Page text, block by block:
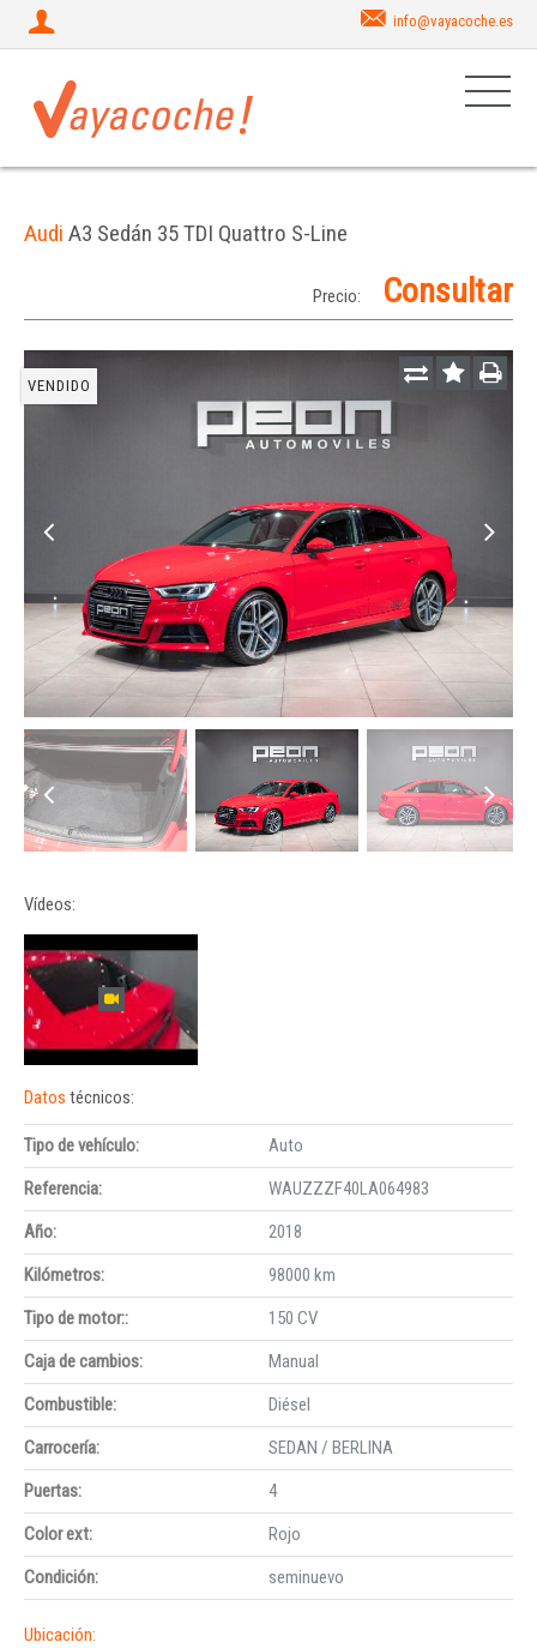
info@vayacoche.es
Audi A3 Sedán 35 TDI Quattro S-Line
Precio: Consultar
VENDIDO
Vídeos:
Datos técnicos:
Tipo de vehículo:
Auto
Referencia:
WAUZZZF40LA064983
Año:
2018
Kilómetros:
98000 km
Tipo de motor::
150 CV
Caja de cambios:
Manual
Combustible:
Diésel
Carrocería:
SEDAN / BERLINA
Puertas:
4
Color ext:
Rojo
Condición:
seminuevo
Ubicación: